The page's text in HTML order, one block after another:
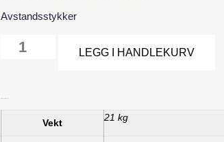
Avstandsstykker
LEGG I HANDLEKURV
Vekt 21 kg